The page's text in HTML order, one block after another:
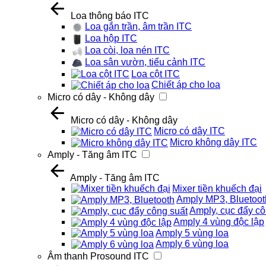
Loa thông báo ITC
Loa gắn trần, âm trần ITC
Loa hộp ITC
Loa còi, loa nén ITC
Loa sân vườn, tiểu cảnh ITC
Loa cột ITC
Chiết áp cho loa
Micro có dây - Không dây
Micro có dây - Không dây
Micro có dây ITC
Micro không dây ITC
Amply - Tăng âm ITC
Amply - Tăng âm ITC
Mixer tiền khuếch đại
Amply MP3,
Amply, cục đẩy
Amply 4 vùng độc lập
Amply 5 vùng loa
Amply 6 vùng loa
Âm thanh Prosound ITC